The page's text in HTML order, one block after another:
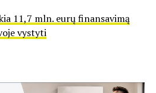
11,7 mln. eurų finansavimą
vystyti